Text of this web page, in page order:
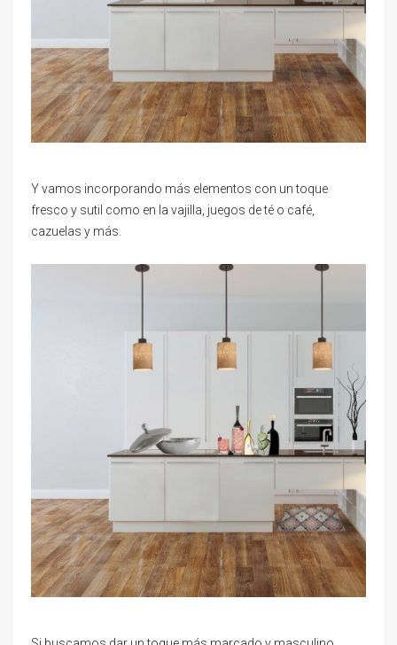
Y vamos incorporando más elementos con un toque
fresco y sutil como en la vajilla, juegos de té o café,
cazuelas y más.